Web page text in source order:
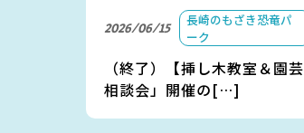
2026/06/15
長崎のもざき恐竜パ
ーク
（終了）【挿し木教室＆園芸
相談会」開催の[…]